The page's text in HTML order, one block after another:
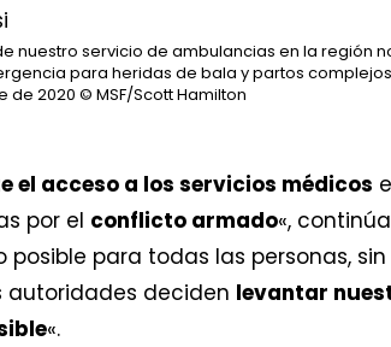
nuestro servicio de ambulancias en la región
para heridas de bala y partos
de 2020 © MSF/Scott Hamilton
el acceso a los servicios médicos
por el conflicto armado«,
para todas las personas,
autoridades deciden levantar
«.